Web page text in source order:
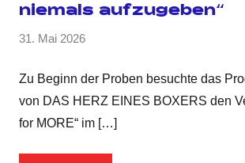
niemals aufzugeben“
31. Mai 2026
Zu Beginn der Proben besuchte das
von DAS HERZ EINES BOXERS den
for MORE“ im […]